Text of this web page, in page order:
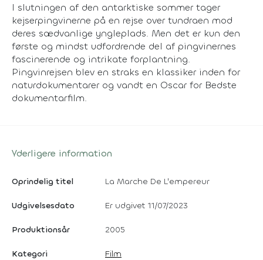
I slutningen af den antarktiske sommer tager
kejserpingvinerne på en rejse over tundraen mod
deres sædvanlige yngleplads. Men det er kun den
første og mindst udfordrende del af pingvinernes
fascinerende og intrikate forplantning.
Pingvinrejsen blev en straks en klassiker inden for
naturdokumentarer og vandt en Oscar for Bedste
dokumentarfilm.
Yderligere information
Oprindelig titel La Marche De L'empereur
Udgivelsesdato Er udgivet 11/07/2023
Produktionsår 2005
Kategori
Film